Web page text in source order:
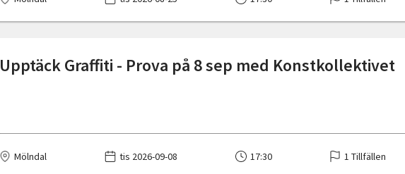
Upptäck Graffiti - Prova på 8 sep med Konstkollektivet
Mölndal tis 2026-09-08 17:30 1 Tillfällen